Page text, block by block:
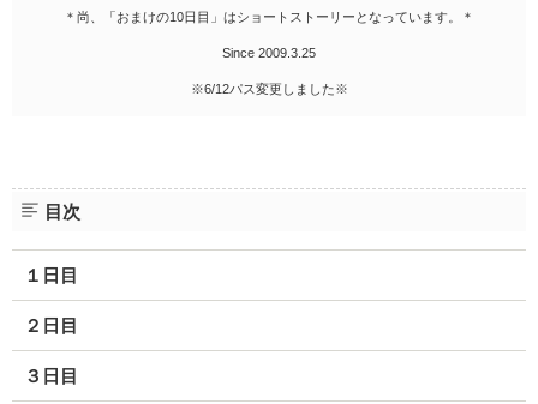
＊尚、「おまけの10日目」はショートストーリーとなっています。＊
Since 2009.3.25
※6/12パス変更しました※
目次
１日目
２日目
３日目